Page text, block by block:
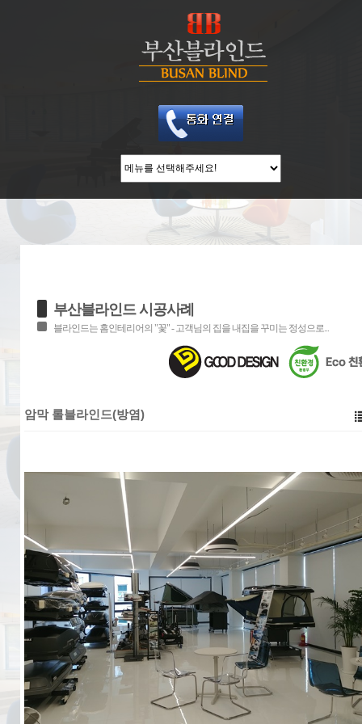
부산블라인드 시공사례
블라인드는 홈인테리어의 "꽃" - 고객님의 집을 내집을 꾸미는 정성으로...
암막 롤블라인드(방염)